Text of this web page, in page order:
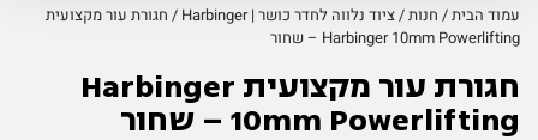
עמוד הבית/ חנות/ציוד נלווה לחדר כושר | Harbinger
/ חגורת עור מקצועית
Harbinger 10mm Powerlifting – שחור
חגורת עור מקצועית Harbinger
10mm Powerlifting – שחור